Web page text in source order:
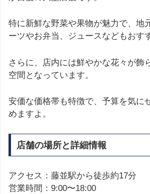
特に新鮮な野菜や果物が魅力で、地
ーツやお弁当、ジュースなどもおす
さらに、店内には鮮やかな花々が飾
空間となっています。
安価な価格帯も特徴で、予算を気に
めますよ。
店舗の場所と詳細情報
アクセス：藤並駅から徒歩約17分
営業時間：9:00〜18:00